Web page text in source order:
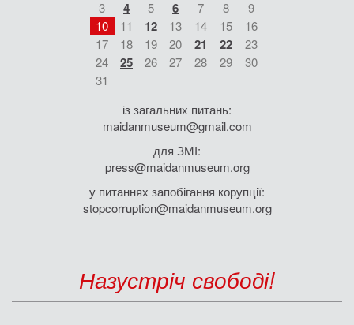
3 4 5 6 7 8
9
10
11 12 13 14 15
16
17
18 19 20 21 22
23
24
25 26 27 28 29
30
31
із загальних питань:
maidanmuseum@gmail.com
для ЗМІ:
press@maidanmuseum.org
у питаннях запобігання корупції:
stopcorruption@maidanmuseum.org
Назустріч свободі!